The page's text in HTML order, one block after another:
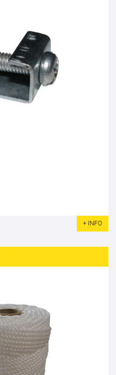
+ INFO